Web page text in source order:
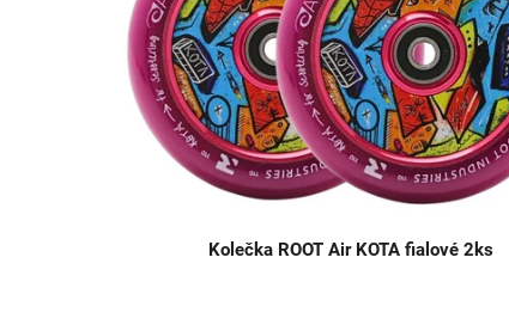
Kolečka ROOT Air KOTA fialové 2ks